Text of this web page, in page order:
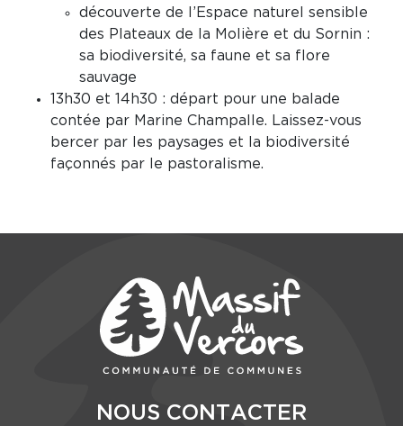
découverte de l’Espace naturel sensible
des Plateaux de la Molière et du Sornin :
sa biodiversité, sa faune et sa flore
sauvage
13h30 et 14h30 : départ pour une balade
contée par Marine Champalle. Laissez-vous
bercer par les paysages et la biodiversité
façonnés par le pastoralisme.
NOUS CONTACTER